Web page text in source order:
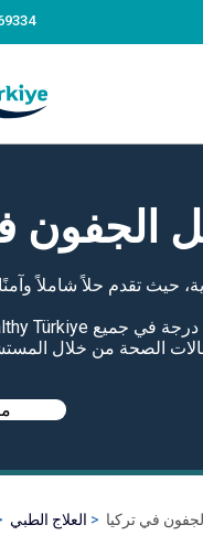
الجفون
العلاج الطبي في تركيا